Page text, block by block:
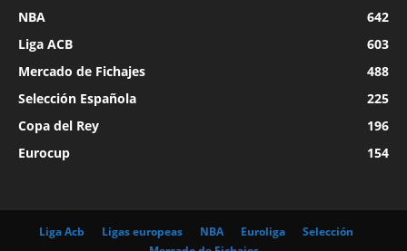
NBA
642
Liga ACB
603
Mercado de Fichajes
488
Selección Española
225
Copa del Rey
196
Eurocup
154
Liga Acb Ligas europeas NBA Euroliga
Selección